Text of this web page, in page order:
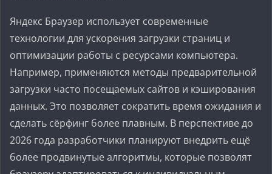
Яндекс Браузер использует современные
технологии для ускорения загрузки страниц и
оптимизации работы с ресурсами компьютера.
Например, применяются методы предварительной
загрузки часто посещаемых сайтов и кэширования
данных. Это позволяет сократить время ожидания и
сделать сёрфинг более плавным. В перспективе до
2026 года разработчики планируют внедрить ещё
более продвинутые алгоритмы, которые позволят